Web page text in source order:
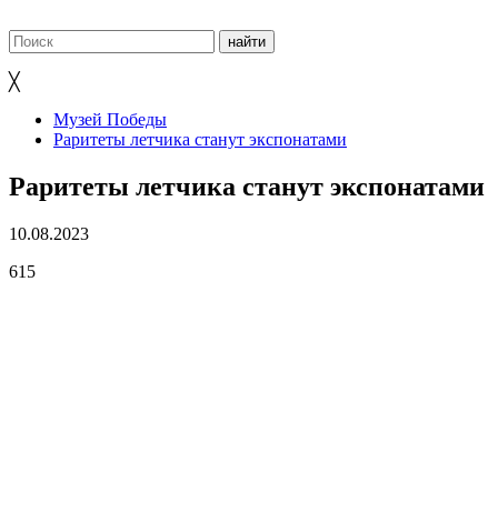
╳
Музей Победы
Раритеты летчика станут экспонатами
Раритеты летчика станут экспонатами
10.08.2023
615